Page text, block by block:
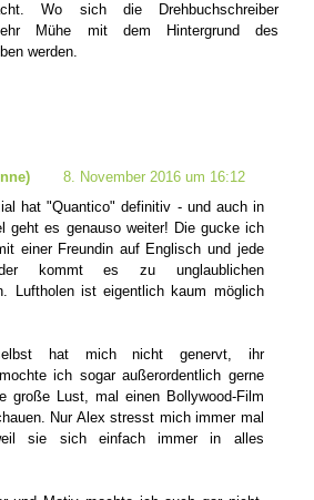
Wo sich die Drehbuchschreiber
Mühe mit dem Hintergrund des
werden.
8. November 2016 um 16:12
hat "Quantico" definitiv - und auch in
geht es genauso weiter! Die gucke ich
einer Freundin auf Englisch und jede
kommt es zu unglaublichen
Luftholen ist eigentlich kaum möglich
hat mich nicht genervt, ihr
ich sogar außerordentlich gerne
große Lust, mal einen Bollywood-Film
Nur Alex stresst mich immer mal
sie sich einfach immer in alles